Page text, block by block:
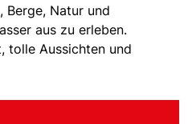
Berge, Natur und
aus zu erleben.
tolle Aussichten und